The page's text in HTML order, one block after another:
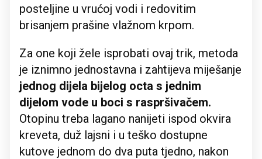
posteljine u vrućoj vodi i redovitim
brisanjem prašine vlažnom krpom.
Za one koji žele isprobati ovaj trik, metoda
je iznimno jednostavna i zahtijeva miješanje
jednog dijela bijelog octa s jednim
dijelom vode u boci s raspršivačem.
Otopinu treba lagano nanijeti ispod okvira
kreveta, duž lajsni i u teško dostupne
kutove jednom do dva puta tjedno, nakon